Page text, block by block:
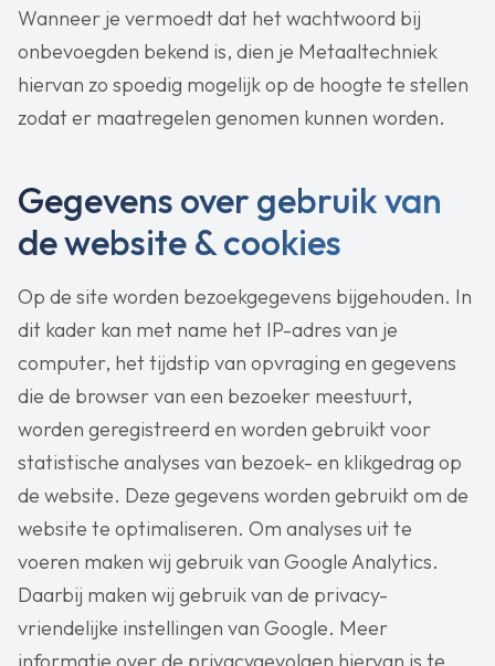
Wanneer je vermoedt dat het wachtwoord bij
onbevoegden bekend is, dien je Metaaltechniek
hiervan zo spoedig mogelijk op de hoogte te stellen
zodat er maatregelen genomen kunnen worden.
Gegevens over gebruik van
de website & cookies
Op de site worden bezoekgegevens bijgehouden. In
dit kader kan met name het IP-adres van je
computer, het tijdstip van opvraging en gegevens
die de browser van een bezoeker meestuurt,
worden geregistreerd en worden gebruikt voor
statistische analyses van bezoek- en klikgedrag op
de website. Deze gegevens worden gebruikt om de
website te optimaliseren. Om analyses uit te
voeren maken wij gebruik van Google Analytics.
Daarbij maken wij gebruik van de privacy-
vriendelijke instellingen van Google. Meer